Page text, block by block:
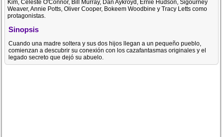
Kim, Celeste O'Connor, Bill Murray, Dan Aykroyd, Ernie Hudson, Sigourney
Weaver, Annie Potts, Oliver Cooper, Bokeem Woodbine y Tracy Letts como
protagonistas.
Sinopsis
Cuando una madre soltera y sus dos hijos llegan a un pequeño pueblo,
comienzan a descubrir su conexión con los cazafantasmas originales y el
legado secreto que dejó su abuelo.